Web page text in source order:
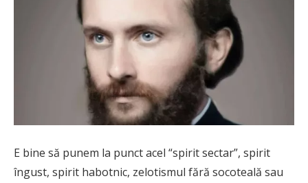
E bine să punem la punct acel “spirit sectar”, spirit
îngust, spirit habotnic, zelotismul fără socoteală sau